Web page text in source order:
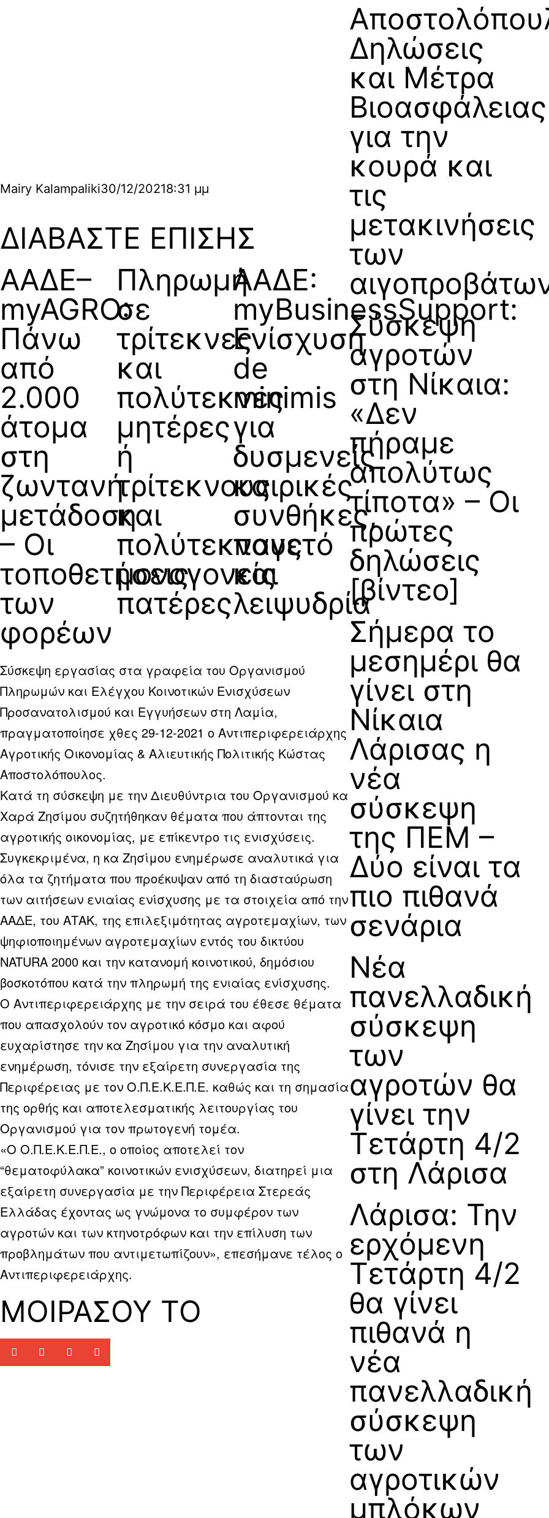
Mairy Kalampaliki30/12/20218:31 μμ
ΔΙΑΒΑΣΤΕ ΕΠΙΣΗΣ
ΑΑΔΕ–
myAGRO:
Πάνω
από
2.000
άτομα
στη
ζωντανή
μετάδοση
– Οι
τοποθετήσεις
των
φορέων
Πληρωμή
σε
τρίτεκνες
και
πολύτεκνες
μητέρες
ή
τρίτεκνους
και
πολύτεκνους
μονογονείς
πατέρες
ΑΑΔΕ:
myBusinessSupport:
Ενίσχυση
de
minimis
για
δυσμενείς
καιρικές
συνθήκες,
παγετό
και
λειψυδρία
Σύσκεψη εργασίας στα γραφεία του Οργανισμού
Πληρωμών και Ελέγχου Κοινοτικών Ενισχύσεων
Προσανατολισμού και Εγγυήσεων στη Λαμία,
πραγματοποίησε χθες 29-12-2021 ο Αντιπεριφερειάρχης
Αγροτικής Οικονομίας & Αλιευτικής Πολιτικής Κώστας
Αποστολόπουλος.
Κατά τη σύσκεψη με την Διευθύντρια του Οργανισμού κα
Χαρά Ζησίμου συζητήθηκαν θέματα που άπτονται της
αγροτικής οικονομίας, με επίκεντρο τις ενισχύσεις.
Συγκεκριμένα, η κα Ζησίμου ενημέρωσε αναλυτικά για
όλα τα ζητήματα που προέκυψαν από τη διασταύρωση
των αιτήσεων ενιαίας ενίσχυσης με τα στοιχεία από την
ΑΑΔΕ, του ΑΤΑΚ, της επιλεξιμότητας αγροτεμαχίων, των
ψηφιοποιημένων αγροτεμαχίων εντός του δικτύου
NATURA 2000 και την κατανομή κοινοτικού, δημόσιου
βοσκοτόπου κατά την πληρωμή της ενιαίας ενίσχυσης.
Ο Αντιπεριφερειάρχης με την σειρά του έθεσε θέματα
που απασχολούν τον αγροτικό κόσμο και αφού
ευχαρίστησε την κα Ζησίμου για την αναλυτική
ενημέρωση, τόνισε την εξαίρετη συνεργασία της
Περιφέρειας με τον Ο.Π.Ε.Κ.Ε.Π.Ε. καθώς και τη σημασία
της ορθής και αποτελεσματικής λειτουργίας του
Οργανισμού για τον πρωτογενή τομέα.
«Ο Ο.Π.Ε.Κ.Ε.Π.Ε., ο οποίος αποτελεί τον
“θεματοφύλακα” κοινοτικών ενισχύσεων, διατηρεί μια
εξαίρετη συνεργασία με την Περιφέρεια Στερεάς
Ελλάδας έχοντας ως γνώμονα το συμφέρον των
αγροτών και των κτηνοτρόφων και την επίλυση των
προβλημάτων που αντιμετωπίζουν», επεσήμανε τέλος ο
Αντιπεριφερειάρχης.
ΜΟΙΡΑΣΟΥ ΤΟ
Δηλώσεις
και Μέτρα
Βιοασφάλειας
για την
κουρά και
τις
μετακινήσεις
των
Σύσκεψη
αγροτών
στη Νίκαια:
«Δεν
πήραμε
απολύτως
τίποτα» – Οι
πρώτες
δηλώσεις
[βίντεο]
Σήμερα το
μεσημέρι θα
γίνει στη
Νίκαια
Λάρισας η
νέα
σύσκεψη
της ΠΕΜ –
Δύο είναι τα
πιο πιθανά
σενάρια
Νέα
πανελλαδική
σύσκεψη
των
αγροτών θα
γίνει την
Τετάρτη 4/2
στη Λάρισα
Λάρισα: Την
ερχόμενη
Τετάρτη 4/2
θα γίνει
πιθανά η
νέα
πανελλαδική
σύσκεψη
των
αγροτικών
μπλόκων